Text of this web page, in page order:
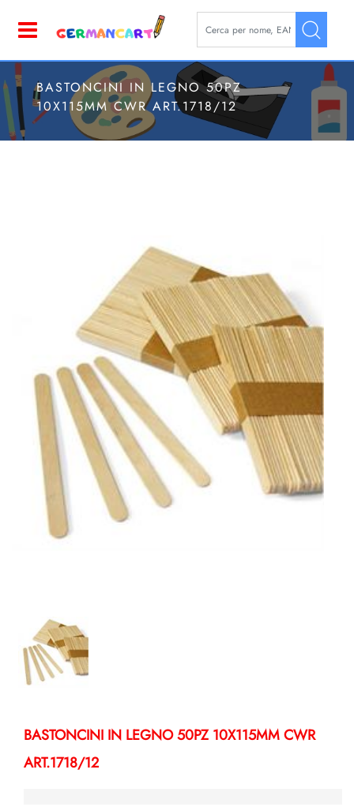
La modifica di un filtro
BASTONCINI IN LEGNO 50PZ
10X115MM CWR ART.1718/12
BASTONCINI IN LEGNO 50PZ 10X115MM CWR
ART.1718/12